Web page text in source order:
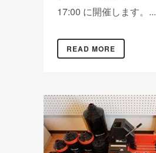
17:00 に開催します。...
READ MORE